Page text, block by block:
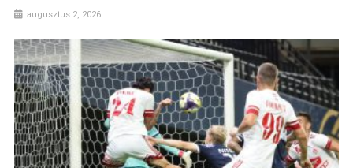
augusztus 2, 2026